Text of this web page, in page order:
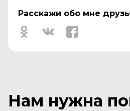
Расскажи обо мне
Нам нужна